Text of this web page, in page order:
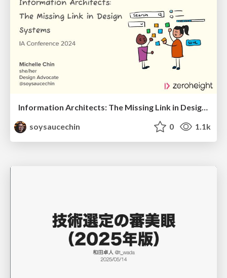
soysaucechin
0 1.1k